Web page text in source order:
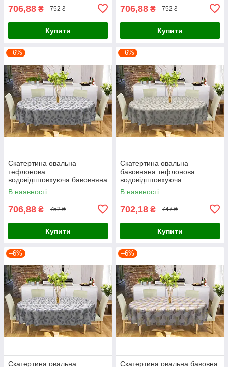
706,88 ₴ 752 ₴
Купити
706,88 ₴ 752 ₴
Купити
–6%
Скатертина овальна
тефлонова
водовідштовхуюча бавовняна
сіро-коричневе листя
В наявності
706,88 ₴ 752 ₴
Купити
–6%
Скатертина овальна
бавовняна тефлонова
водовідштовхуюча
коричнево-блакитне листя
В наявності
702,18 ₴ 747 ₴
Купити
–6%
Скатертина овальна
–6%
Скатертина овальна бавовна